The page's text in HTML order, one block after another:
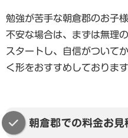
勉強が苦手な朝倉郡のお子
不安な場合は、まずは無理
スタートし、自信がついて
く形をおすすめしております
朝倉郡での料金お見